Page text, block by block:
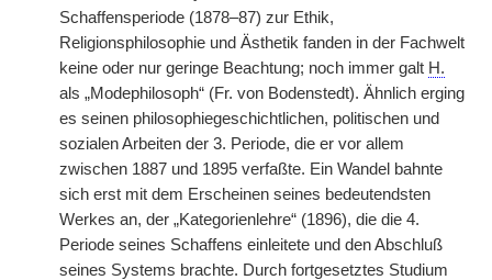
Schaffensperiode (1878–87) zur Ethik,
Religionsphilosophie und Ästhetik fanden in der Fachwelt
keine oder nur geringe Beachtung; noch immer galt H.
als „Modephilosoph“ (Fr. von Bodenstedt). Ähnlich erging
es seinen philosophiegeschichtlichen, politischen und
sozialen Arbeiten der 3. Periode, die er vor allem
zwischen 1887 und 1895 verfaßte. Ein Wandel bahnte
sich erst mit dem Erscheinen seines bedeutendsten
Werkes an, der „Kategorienlehre“ (1896), die die 4.
Periode seines Schaffens einleitete und den Abschluß
seines Systems brachte. Durch fortgesetztes Studium